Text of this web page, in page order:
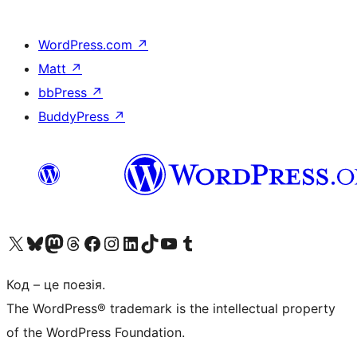
WordPress.com ↗
Matt ↗
bbPress ↗
BuddyPress ↗
Visit our X (formerly Twitter) account
Visit our Bluesky account
Завітайте до нашої стрічки в Mastodon
Visit our Threads account
Завітайте на нашу сторінку в Facebook
Visit our Instagram account
Visit our LinkedIn account
Visit our TikTok account
Visit our YouTube channel
Visit our Tumblr account
Код – це поезія.
The WordPress® trademark is the intellectual property
of the WordPress Foundation.